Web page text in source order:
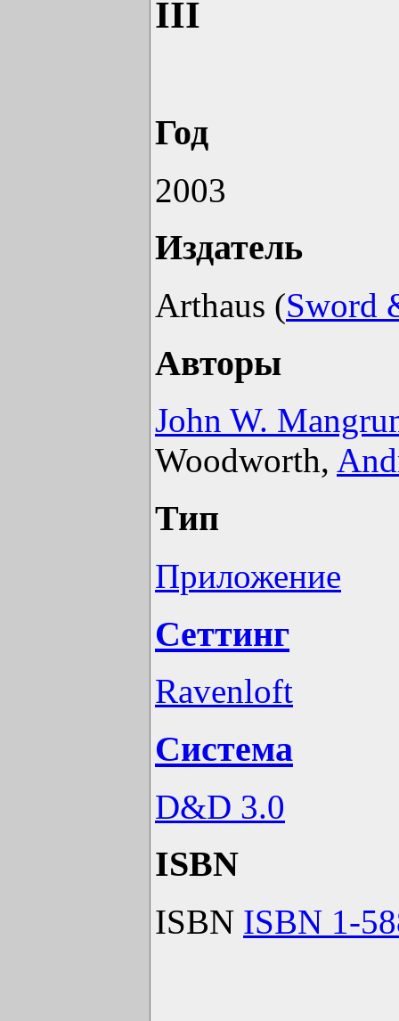
III
Год
2003
Издатель
Arthaus (Sword
Авторы
John W.
Woodworth,
Тип
Приложение
Сеттинг
Ravenloft
Система
D&D 3.0
ISBN
ISBN ISBN 1-